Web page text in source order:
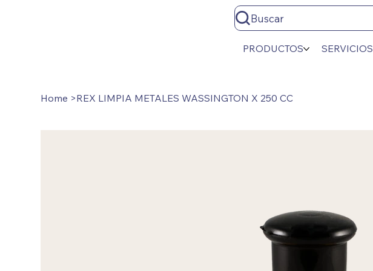
Buscar
PRODUCTOS SERVICIOS
Home >REX LIMPIA METALES WASSINGTON X 250 CC